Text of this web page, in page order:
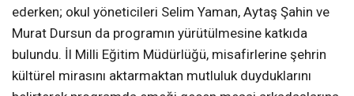
ederken; okul yöneticileri Selim Yaman, Aytaş Şahin ve
Murat Dursun da programın yürütülmesine katkıda
bulundu. İl Milli Eğitim Müdürlüğü, misafirlerine şehrin
kültürel mirasını aktarmaktan mutluluk duyduklarını